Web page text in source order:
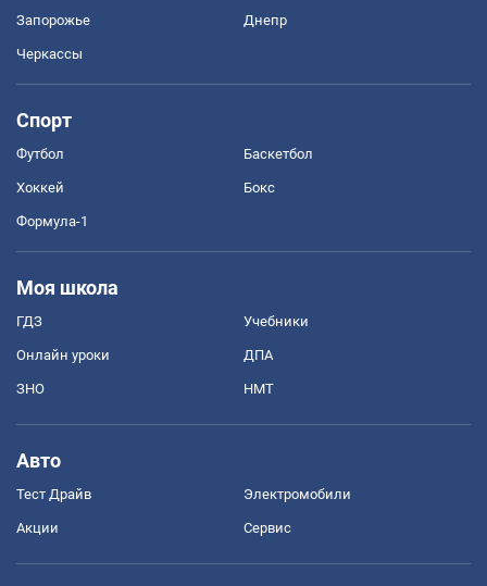
Запорожье Днепр
Черкассы
Спорт
Футбол Баскетбол
Хоккей Бокс
Формула-1
Моя школа
ГДЗ Учебники
Онлайн уроки ДПА
ЗНО НМТ
Авто
Тест Драйв Электромобили
Акции Сервис